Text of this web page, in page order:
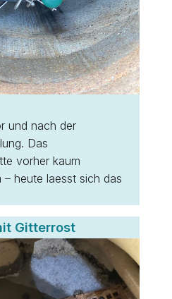
und nach der
Das
vorher kaum
– heute laesst sich das
Gitterrost